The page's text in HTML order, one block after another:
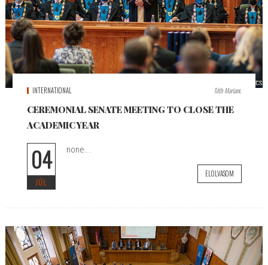
INTERNATIONAL Tóth Mariann
CEREMONIAL SENATE MEETING TO CLOSE THE
ACADEMIC YEAR
04
JÚL
none...
ELOLVASOM